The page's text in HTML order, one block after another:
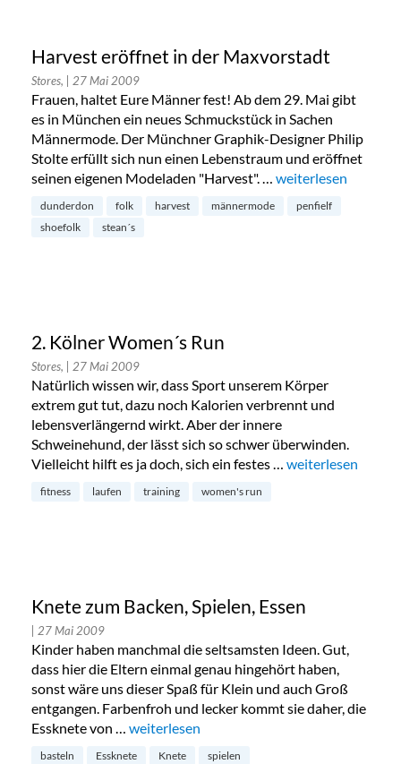
Harvest eröffnet in der Maxvorstadt
Stores, | 27 Mai 2009
Frauen, haltet Eure Männer fest! Ab dem 29. Mai gibt
es in München ein neues Schmuckstück in Sachen
Männermode. Der Münchner Graphik-Designer Philip
Stolte erfüllt sich nun einen Lebenstraum und eröffnet
seinen eigenen Modeladen "Harvest". … „Harvest eröffnet
weiterlesen
dunderdon folk harvest männermode
penfielf
shoefolk
stean´s
2. Kölner Women´s Run
Stores, | 27 Mai 2009
Natürlich wissen wir, dass Sport unserem Körper
extrem gut tut, dazu noch Kalorien verbrennt und
lebensverlängernd wirkt. Aber der innere
Schweinehund, der lässt sich so schwer überwinden.
Vielleicht hilft es ja doch, sich ein festes … „2. Kölner
weiterlesen
fitness laufen training women's run
Knete zum Backen, Spielen, Essen
| 27 Mai 2009
Kinder haben manchmal die seltsamsten Ideen. Gut,
dass hier die Eltern einmal genau hingehört haben,
sonst wäre uns dieser Spaß für Klein und auch Groß
entgangen. Farbenfroh und lecker kommt sie daher, die
Essknete von … „Knete zum Backen, Spielen, Essen“
weiterlesen
basteln Essknete Knete spielen